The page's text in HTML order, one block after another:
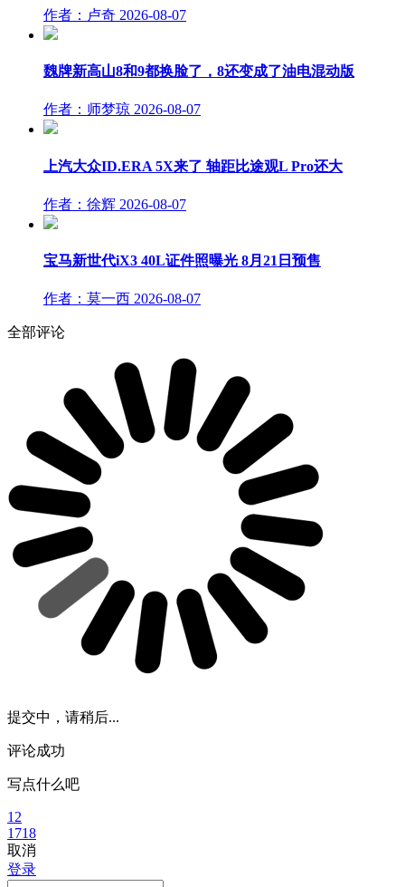
作者：卢奇 2026-08-07
魏牌新高山8和9都换脸了，8还变成了油电混动版
作者：师梦琼 2026-08-07
上汽大众ID.ERA 5X来了 轴距比途观L Pro还大
作者：徐辉 2026-08-07
宝马新世代iX3 40L证件照曝光 8月21日预售
作者：莫一西 2026-08-07
全部评论
提交中，请稍后...
评论成功
写点什么吧
12
1718
取消
登录